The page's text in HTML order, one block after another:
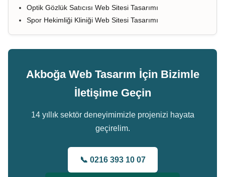
Optik Gözlük Satıcısı Web Sitesi Tasarımı
Spor Hekimliği Kliniği Web Sitesi Tasarımı
Akboğa Web Tasarım İçin Bizimle
İletişime Geçin
14 yıllık sektör deneyimimizle projenizi hayata
geçirelim.
📞 0216 393 10 07